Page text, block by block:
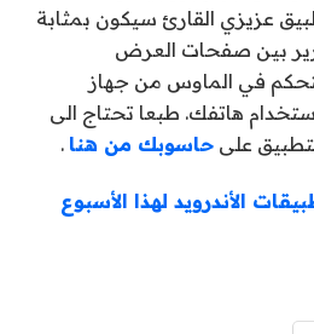
عزيزي القارئ سيكون بمثابة
بين صفحات العرض
في الماوس من جهاز
هاتفك. طبعا تحتاج الى
على حاسوبك من هنا .
الأندرويد لهذا الأسبوع